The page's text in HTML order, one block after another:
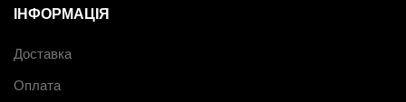
ІНФОРМАЦІЯ
Доставка
Оплата